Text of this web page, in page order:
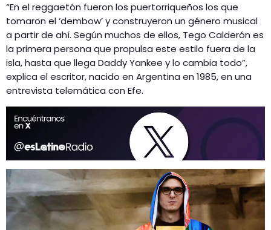
“En el reggaetón fueron los puertorriqueños los que
tomaron el ‘dembow’ y construyeron un género musical
a partir de ahí. Según muchos de ellos, Tego Calderón es
la primera persona que propulsa este estilo fuera de la
isla, hasta que llega Daddy Yankee y lo cambia todo”,
explica el escritor, nacido en Argentina en 1985, en una
entrevista telemática con Efe.